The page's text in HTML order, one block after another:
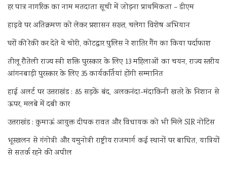
हर पात्र नागरिक का नाम मतदाता सूची में जोड़ना प्राथमिकता – डीएम
हाइवे पर अतिक्रमण को लेकर प्रशासन सख्त, चलेगा विशेष अभियान
घरों की रेकी कर देते थे चोरी, कोटद्वार पुलिस ने शातिर गैंग का किया पर्दाफाश
तीलू रौतेली राज्य स्त्री शक्ति पुरस्कार के लिए 13 महिलाओं का चयन, राज्य स्तरीय
आंगनबाड़ी पुरस्कार के लिए 35 कार्यकर्तियां होंगी सम्मानित
हाई अलर्ट पर उत्तराखंड : 85 सड़कें बंद, अलकनंदा-मंदाकिनी खतरे के निशान से
ऊपर, मलबे में दबी कार
उत्तराखंड : कुमाऊं आयुक्त दीपक रावत और विधायक को भी मिले SIR नोटिस
भूस्खलन से गंगोत्री और यमुनोत्री राष्ट्रीय राजमार्ग कई स्थानों पर बाधित, यात्रियों
से सतर्क रहने की अपील